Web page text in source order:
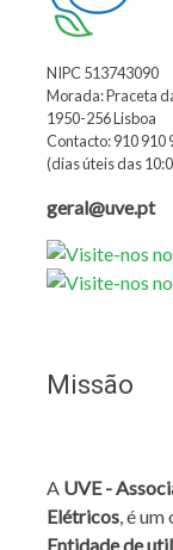
NIPC 513743090
Morada: Praceta
1950-256 Lisboa
Contacto: 910 910
(dias úteis das
geral@uve.pt
Missão
A UVE -
Elétricos, é
Entidade de